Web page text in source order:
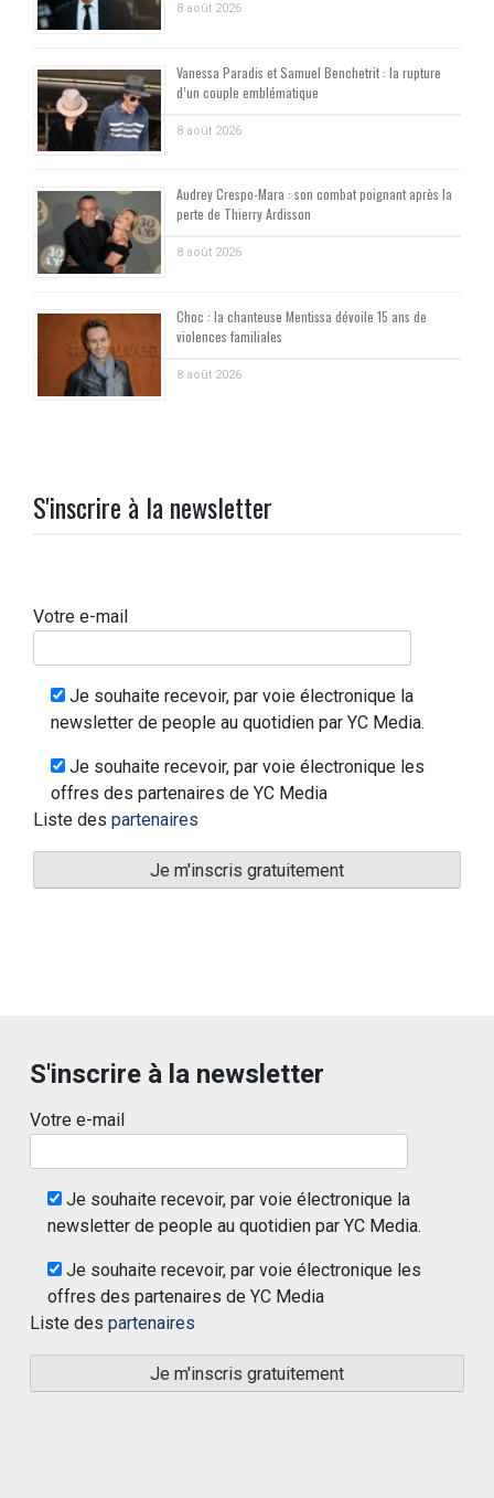
8 août 2026
Vanessa Paradis et Samuel Benchetrit : la rupture
d’un couple emblématique
8 août 2026
Audrey Crespo-Mara : son combat poignant après la
perte de Thierry Ardisson
8 août 2026
Choc : la chanteuse Mentissa dévoile 15 ans de
violences familiales
8 août 2026
S'inscrire à la newsletter
Votre e-mail
Je souhaite recevoir, par voie électronique la
newsletter de people au quotidien par YC Media.
Je souhaite recevoir, par voie électronique les
offres des partenaires de YC Media
Liste des partenaires
S'inscrire à la newsletter
Votre e-mail
Je souhaite recevoir, par voie électronique la
newsletter de people au quotidien par YC Media.
Je souhaite recevoir, par voie électronique les
offres des partenaires de YC Media
Liste des partenaires